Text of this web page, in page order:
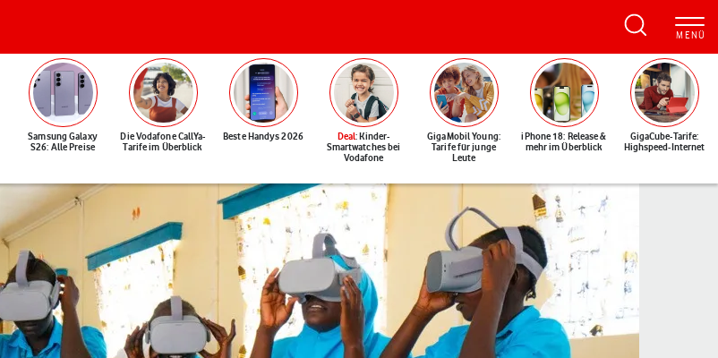
Samsung Galaxy
S26: Alle Preise
Die Vodafone CallYa-
Tarife im Überblick
Beste Handys 2026 Deal: Kinder-
Smartwatches bei
Vodafone
GigaMobil Young:
Tarife für junge
Leute
iPhone 18: Release &
mehr im Überblick
GigaCube-Tarife:
Highspeed-Internet